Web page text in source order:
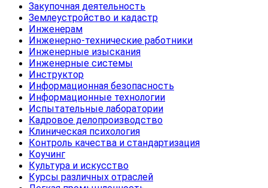
Закупочная деятельность
Землеустройство и кадастр
Инженерам
Инженерно-технические работники
Инженерные изыскания
Инженерные системы
Инструктор
Информационная безопасность
Информационные технологии
Испытательные лаборатории
Кадровое делопроизводство
Клиническая психология
Контроль качества и стандартизация
Коучинг
Культура и искусство
Курсы различных отраслей